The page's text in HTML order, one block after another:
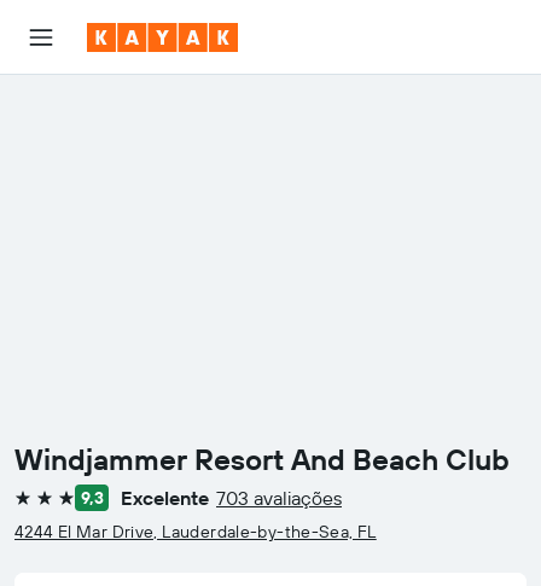
Windjammer Resort And Beach Club
3 estrelas9,3 Excelente 703 avaliações
4244 El Mar Drive, Lauderdale-by-the-Sea, FL